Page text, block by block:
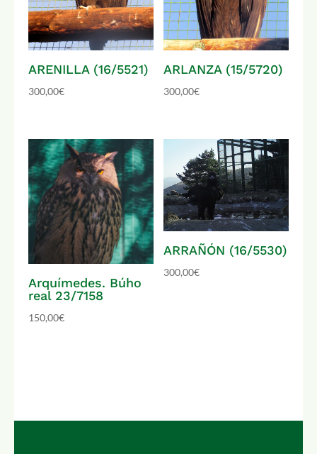
ARENILLA (16/5521)
300,00€
ARLANZA (15/5720)
300,00€
Arquímedes. Búho
real 23/7158
150,00€
ARRAÑÓN (16/5530)
300,00€